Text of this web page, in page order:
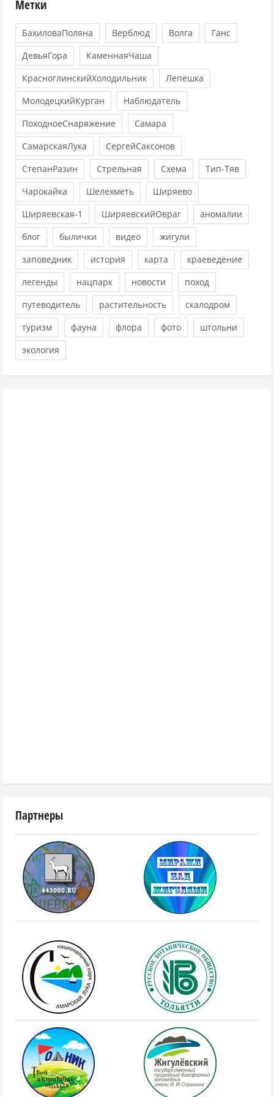
Метки
БахиловаПоляна Верблюд Волга
Ганс
ДевьяГора
КаменнаяЧаша
КрасноглинскийХолодильник
Лепешка
МолодецкийКурган
Наблюдатель
ПоходноеСнаряжение
Самара
СамарскаяЛука
СергейСаксонов
СтепанРазин
Стрельная Схема
Тип-Тяв
Чарокайка
Шелехметь
Ширяево
Ширяевская-1
ШиряевскийОвраг
аномалии
блог
былички видео
жигули
заповедник
история карта
краеведение
легенды
нацпарк новости
поход
путеводитель
растительность
скалодром
туризм
фауна флора фото
штольни
экология
Партнеры